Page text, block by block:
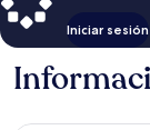
Iniciar sesión